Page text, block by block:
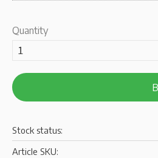
Quantity
Stock status
Article SKU